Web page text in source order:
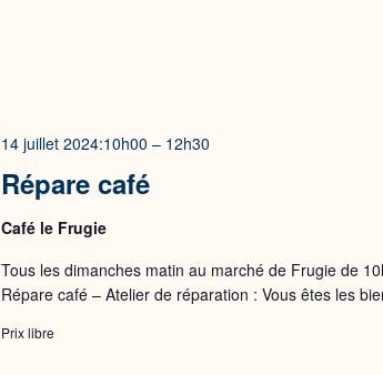
Répare café
14 juillet 2024:10h00 – 12h30
Café le Frugie
Tous les dimanches matin au marché de Frugie de
Répare café – Atelier de réparation : Vous êtes les
Prix libre